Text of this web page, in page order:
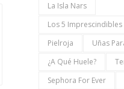
La Isla Nars
Los 5 Imprescindibles
Pielroja
Uñas
¿a Qué Huele?
Sephora For Ever